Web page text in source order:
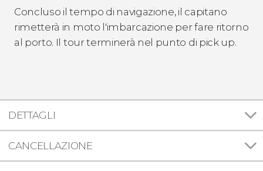
Concluso il tempo di navigazione, il capitano
rimetterà in moto l'imbarcazione per fare ritorno
al porto. Il tour terminerà nel punto di pick up.
DETTAGLI
CANCELLAZIONE